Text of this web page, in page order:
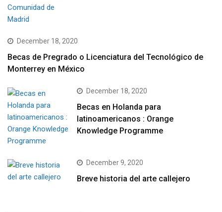
December 18, 2020
Becas de Pregrado o Licenciatura del Tecnológico de
Monterrey en México
December 18, 2020
Becas en Holanda para
latinoamericanos : Orange
Knowledge Programme
December 9, 2020
Breve historia del arte callejero